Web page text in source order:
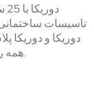
دوریکا و دوریکا
همه روزه آماده خدمت رسانی به هموطنان عزیز است.